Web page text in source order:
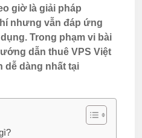
giờ là giải pháp
nhưng vẫn đáp ứng
Trong phạm vi bài
dẫn thuê VPS Việt
dễ dàng nhất tại